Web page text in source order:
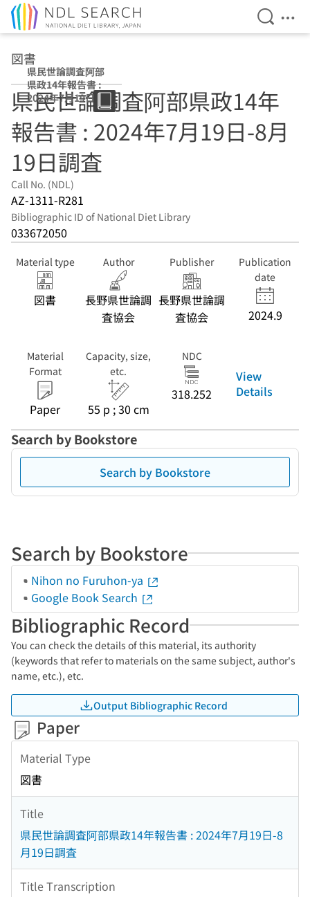
Open
図書
県民世論調査阿部
県政14年報告書 :
2024年7月19日-8
月19日調査
県民世論調査阿部県政14年
報告書 : 2024年7月19日-8月
19日調査
Call No. (NDL)
AZ-1311-R281
Bibliographic ID of National Diet Library
033672050
Material type
図書
Author
長野県世論調
査協会
Publisher
長野県世論調
査協会
Publication
date
2024.9
Material
Format
Paper
Capacity, size,
etc.
55 p ; 30 cm
NDC
318.252
View
Details
Search by Bookstore
Search by Bookstore
Search by Bookstore
Nihon no Furuhon-ya
Google Book Search
Bibliographic Record
You can check the details of this material, its authority
(keywords that refer to materials on the same subject, author's
name, etc.), etc.
Output Bibliographic Record
Paper
Material Type
図書
Title
県民世論調査阿部県政14年報告書 : 2024年7月19日-8
月19日調査
Title Transcription